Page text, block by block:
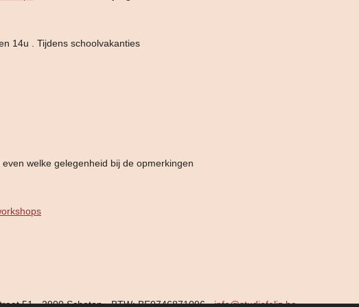
14u . Tijdens schoolvakanties
welke gelegenheid bij de opmerkingen
51 - 2900 Schoten - BTW: BE0746871096 -info@studiofeliz.be